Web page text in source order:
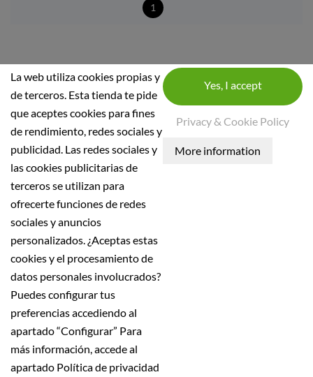
1
INFORMAÇÃO DA LOJA
INFORMAÇÃO
Condições Gerais
Política de segurança
Aviso Legal
Política de privacidade
política de envio
Todos os preços mencionados não incluem IVA
Nestinar SL, B60423498, inscrita en el Registo
La web utiliza cookies propias y
de terceros. Esta tienda te pide
que aceptes cookies para fines
de rendimiento, redes sociales y
publicidad. Las redes sociales y
las cookies publicitarias de
terceros se utilizan para
ofrecerte funciones de redes
sociales y anuncios
personalizados. ¿Aceptas estas
cookies y el procesamiento de
datos personales involucrados?
Puedes configurar tus
preferencias accediendo al
apartado “Configurar” Para
más información, accede al
apartado Política de privacidad
Privacy & Cookie Policy